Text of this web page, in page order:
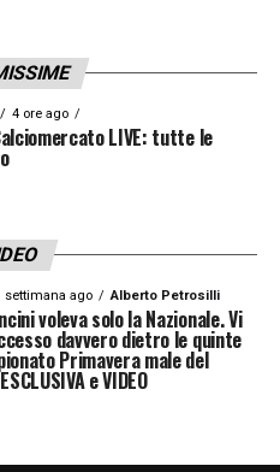
4 ore ago
LIVE: tutte le
settimana ago Alberto Petrosilli
voleva solo la Nazionale. Vi
davvero dietro le quinte
Primavera male del
e VIDEO